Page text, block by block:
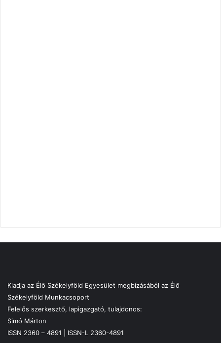
Kiadja az Élő Székelyföld Egyesület megbízásából az Élő
Székelyföld Munkacsoport
Felelős szerkesztő, lapigazgató, tulajdonos:
Simó Márton
ISSN 2360 – 4891 | ISSN-L 2360-4891